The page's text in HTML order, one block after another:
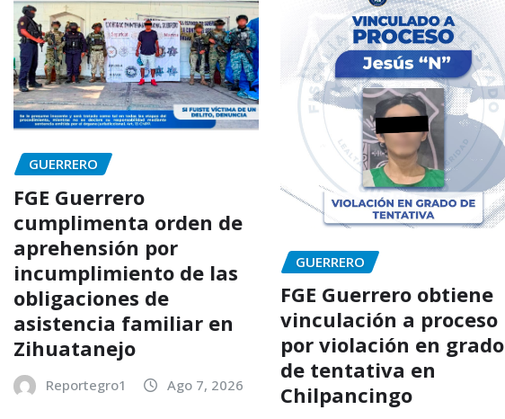
GUERRERO
FGE Guerrero
cumplimenta orden de
aprehensión por
incumplimiento de las
obligaciones de
asistencia familiar en
Zihuatanejo
Reportegro1 Ago 7, 2026
GUERRERO
FGE Guerrero obtiene
vinculación a proceso
por violación en grado
de tentativa en
Chilpancingo